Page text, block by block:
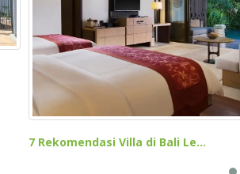
7 Rekomendasi Villa di Bali Le...